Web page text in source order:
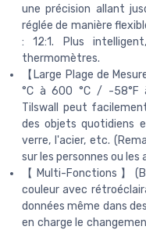
une précision allant
réglée de manière
: 12:1. Plus
thermomètres.
【Large Plage de
°C à 600 °C / -58°F
Tilswall peut
des objets quotidiens
verre, l'acier, etc.
sur les personnes ou les
【Multi-Fonctions】
couleur avec
données même dans
en charge le